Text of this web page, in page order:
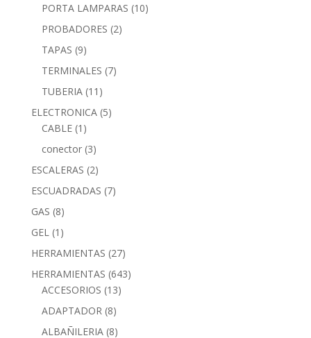
PORTA LAMPARAS (10)
PROBADORES (2)
TAPAS (9)
TERMINALES (7)
TUBERIA (11)
ELECTRONICA (5)
CABLE (1)
conector (3)
ESCALERAS (2)
ESCUADRADAS (7)
GAS (8)
GEL (1)
HERRAMIENTAS (27)
HERRAMIENTAS (643)
ACCESORIOS (13)
ADAPTADOR (8)
ALBAÑILERIA (8)